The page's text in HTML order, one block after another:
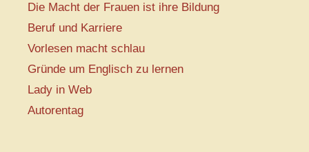
Die Macht der Frauen ist ihre Bildung
Beruf und Karriere
Vorlesen macht schlau
Gründe um Englisch zu lernen
Lady in Web
Autorentag